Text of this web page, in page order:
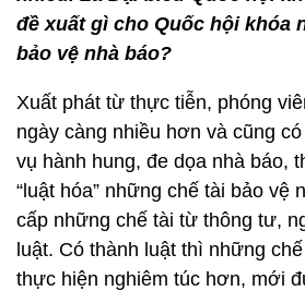
đề xuất gì cho Quốc hội khóa
bảo vệ nhà báo?
Xuất phát từ thực tiễn, phóng
ngày càng nhiều hơn và cũng
vụ hành hung, đe dọa nhà báo,
“luật hóa” những chế tài bảo vệ
cấp những chế tài từ thông tư,
luật. Có thành luật thì những
thực hiện nghiêm túc hơn, mới